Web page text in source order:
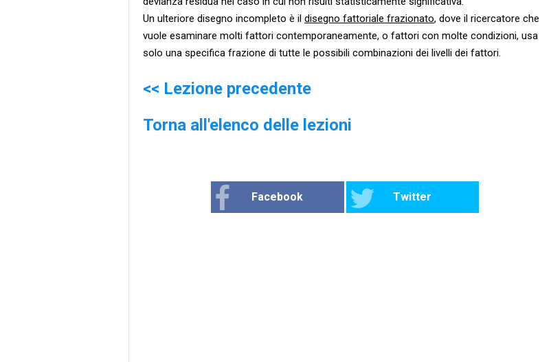
Un ulteriore disegno incompleto è il disegno fattoriale frazionato, dove il ricercatore che
vuole esaminare molti fattori contemporaneamente, o fattori con molte condizioni, usa
solo una specifica frazione di tutte le possibili combinazioni dei livelli dei fattori.
<< Lezione precedente
Torna all'elenco delle lezioni
Facebook Twitter